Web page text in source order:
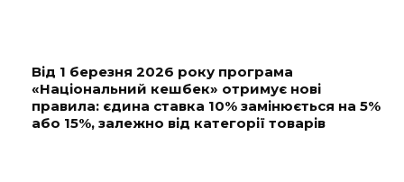
Від 1 березня 2026 року програма
«Національний кешбек» отримує нові
правила: єдина ставка 10% замінюється на 5%
або 15%, залежно від категорії товарів